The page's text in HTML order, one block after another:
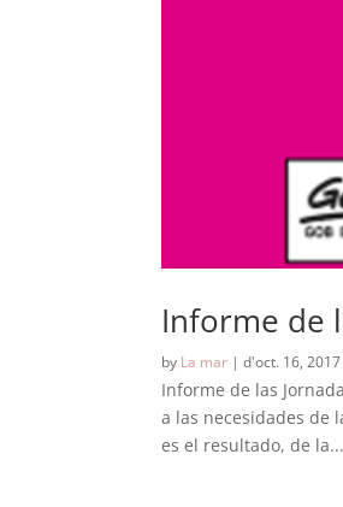
Informe de
by La mar |d'oct. 16, 2017
Informe de las
a las necesidades de
es el resultado, de la...